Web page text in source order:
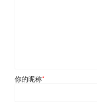
你的昵称*